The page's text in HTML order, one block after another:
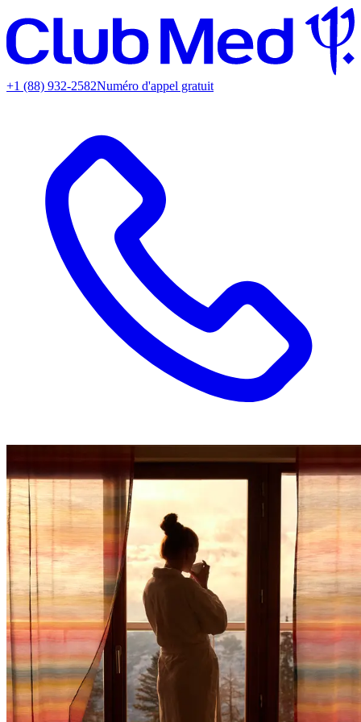
+1 (88) 932-2582Numéro d'appel gratuit